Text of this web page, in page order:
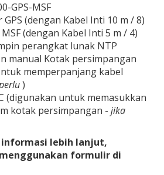
GPS-MSF
(dengan Kabel Inti 10 m / 8)
(dengan Kabel Inti 5 m / 4)
perangkat lunak NTP
manual Kotak persimpangan
memperpanjang kabel
)
(digunakan untuk memasukkan
kotak persimpangan - jika
lebih lanjut,
formulir di